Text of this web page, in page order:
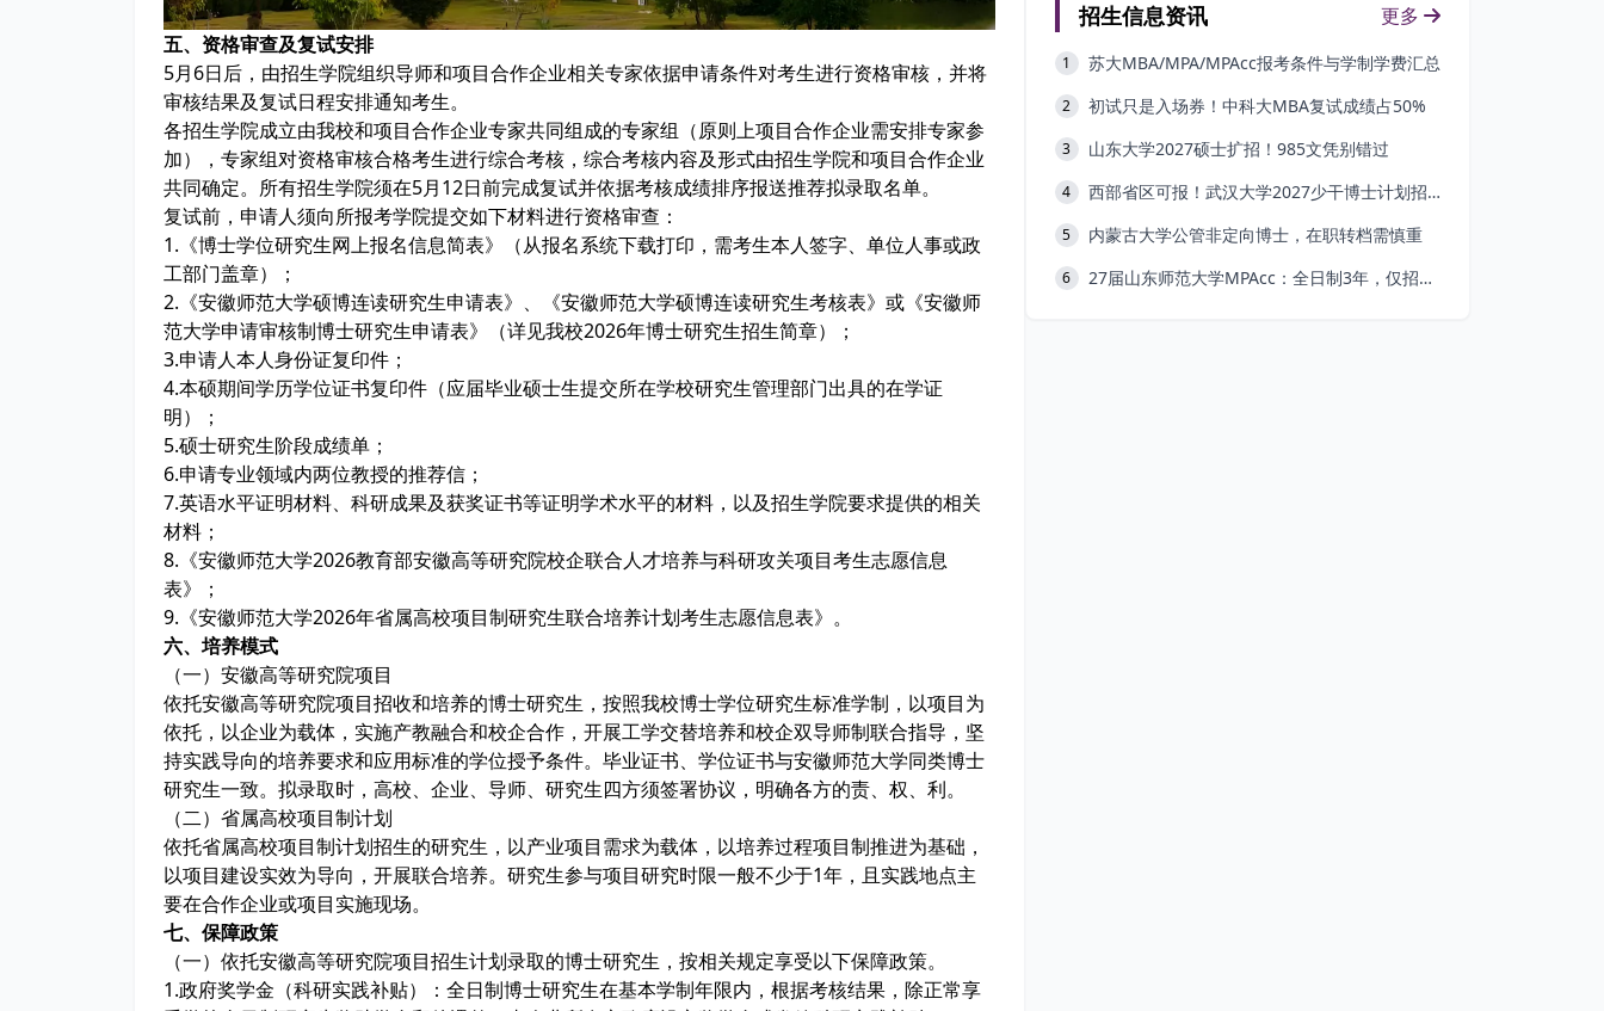
五、资格审查及复试安排
5月6日后，由招生学院组织导师和项目合作企业相关专家依据申请条件对考生进行资格审核，并将
审核结果及复试日程安排通知考生。
各招生学院成立由我校和项目合作企业专家共同组成的专家组（原则上项目合作企业需安排专家参
加），专家组对资格审核合格考生进行综合考核，综合考核内容及形式由招生学院和项目合作企业
共同确定。所有招生学院须在5月12日前完成复试并依据考核成绩排序报送推荐拟录取名单。
复试前，申请人须向所报考学院提交如下材料进行资格审查：
1.《博士学位研究生网上报名信息简表》（从报名系统下载打印，需考生本人签字、单位人事或政
工部门盖章）；
2.《安徽师范大学硕博连读研究生申请表》、《安徽师范大学硕博连读研究生考核表》或《安徽师
范大学申请审核制博士研究生申请表》（详见我校2026年博士研究生招生简章）；
3.申请人本人身份证复印件；
4.本硕期间学历学位证书复印件（应届毕业硕士生提交所在学校研究生管理部门出具的在学证
明）；
5.硕士研究生阶段成绩单；
6.申请专业领域内两位教授的推荐信；
7.英语水平证明材料、科研成果及获奖证书等证明学术水平的材料，以及招生学院要求提供的相关
材料；
8.《安徽师范大学2026教育部安徽高等研究院校企联合人才培养与科研攻关项目考生志愿信息
表》；
9.《安徽师范大学2026年省属高校项目制研究生联合培养计划考生志愿信息表》。
六、培养模式
（一）安徽高等研究院项目
依托安徽高等研究院项目招收和培养的博士研究生，按照我校博士学位研究生标准学制，以项目为
依托，以企业为载体，实施产教融合和校企合作，开展工学交替培养和校企双导师制联合指导，坚
持实践导向的培养要求和应用标准的学位授予条件。毕业证书、学位证书与安徽师范大学同类博士
研究生一致。拟录取时，高校、企业、导师、研究生四方须签署协议，明确各方的责、权、利。
（二）省属高校项目制计划
依托省属高校项目制计划招生的研究生，以产业项目需求为载体，以培养过程项目制推进为基础，
以项目建设实效为导向，开展联合培养。研究生参与项目研究时限一般不少于1年，且实践地点主
要在合作企业或项目实施现场。
七、保障政策
（一）依托安徽高等研究院项目招生计划录取的博士研究生，按相关规定享受以下保障政策。
1.政府奖学金（科研实践补贴）：全日制博士研究生在基本学制年限内，根据考核结果，除正常享
招生信息资讯 更多
1 苏大MBA/MPA/MPAcc报考条件与学制学费汇总
2 初试只是入场券！中科大MBA复试成绩占50%
3 山东大学2027硕士扩招！985文凭别错过
4 西部省区可报！武汉大学2027少干博士计划招生中
5 内蒙古大学公管非定向博士，在职转档需慎重
6 27届山东师范大学MPAcc：全日制3年，仅招50人